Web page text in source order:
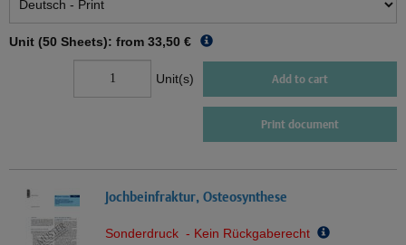
Unit (50 Sheets): from 33,50 €
Unit(s) Add to cart
Print document
Jochbeinfraktur, Osteosynthese
Sonderdruck - Kein Rückgaberecht